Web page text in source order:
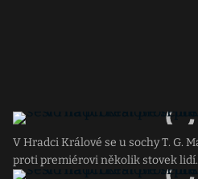
V Hradci Králové se u sochy T. G.
proti premiérovi několik stovek lidí.